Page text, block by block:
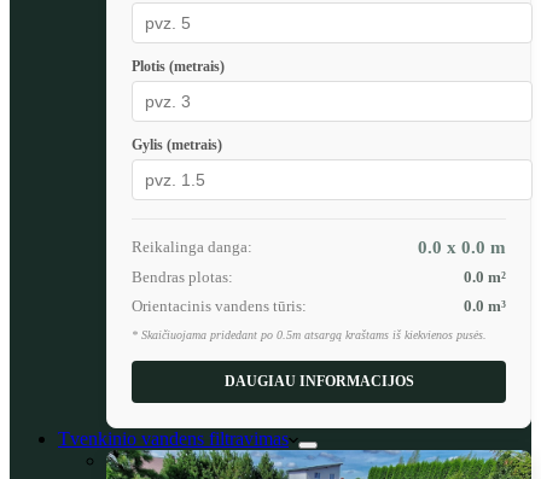
Plotis (metrais)
Gylis (metrais)
Reikalinga danga: 0.0 x 0.0 m
Bendras plotas: 0.0 m²
Orientacinis vandens tūris:
0.0 m³
* Skaičiuojama pridedant po 0.5m atsargą kraštams iš kiekvienos pusės.
DAUGIAU INFORMACIJOS
Tvenkinio vandens filtravimas